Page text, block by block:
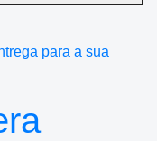
para a sua